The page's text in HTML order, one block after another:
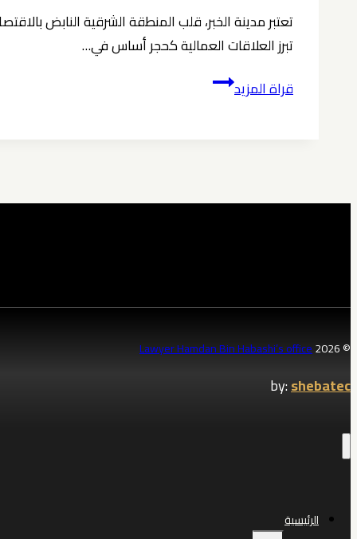
تعتبر مدينة الخبر، قلب المنطقة الشرقية النابض
تبرز العلاقات العمالية كحجر أساس في…
قراة المزيدمحامي
شركة
بن
© 2026
Lawyer Hamdan Bin Habashi’s office
by:shebatec
الرئيسية